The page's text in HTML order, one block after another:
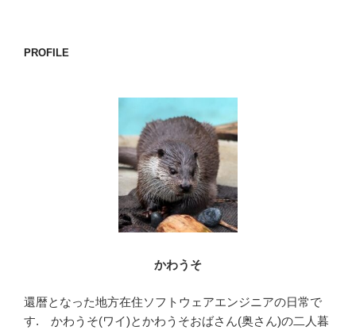
シ
PROFILE
かわうそ
還暦となった地方在住ソフトウェアエンジニアの日常で
す. かわうそ(ワイ)とかわうそおばさん(奥さん)の二人暮